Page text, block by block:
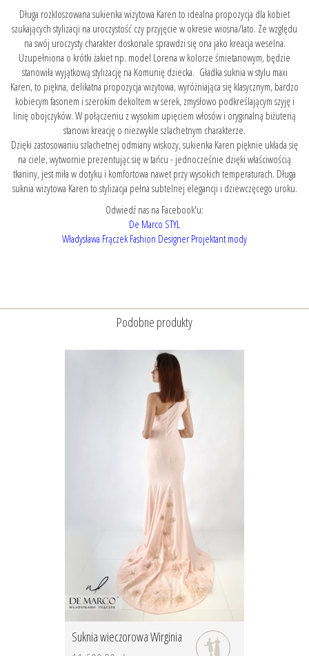
Długa rozkloszowana sukienka wizytowa Karen to idealna propozycja dla kobiet
szukających stylizacji na uroczystość czy przyjęcie w okresie wiosna/lato. Ze względu
na swój uroczysty charakter doskonale sprawdzi się ona jako kreacja weselna.
Uzupełniona o krótki żakiet np. model Lorena w kolorze śmietanowym, będzie
stanowiła wyjątkową stylizację na Komunię dziecka. Gładka suknia w stylu maxi
Karen, to piękna, delikatna propozycja wizytowa, wyróżniająca się klasycznym, bardzo
kobiecym fasonem i szerokim dekoltem w serek, zmysłowo podkreślającym szyję i
linię obojczyków. W połączeniu z wysokim upięciem włosów i oryginalną biżuterią
stanowi kreację o niezwykle szlachetnym charakterze.
Dzięki zastosowaniu szlachetnej odmiany wiskozy, sukienka Karen pięknie układa się
na ciele, wytwornie prezentując się w tańcu - jednocześnie dzięki właściwością
tkaniny, jest miła w dotyku i komfortowa nawet przy wysokich temperaturach. Długa
suknia wizytowa Karen to stylizacja pełna subtelnej elegancji i dziewczęcego uroku.
Odwiedź nas na Facebook'u:
De Marco STYL
Władysława Frączek Fashion Designer Projektant mody
Podobne produkty
Suknia wieczorowa Wirginia